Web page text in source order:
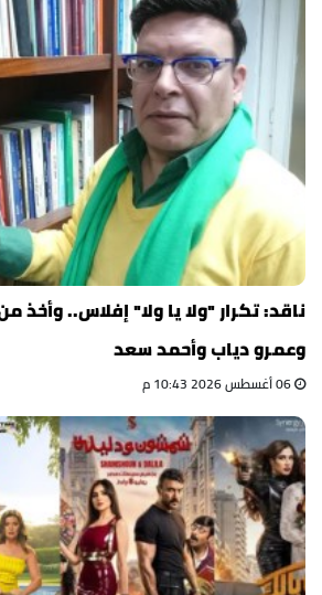
ناقد: تكرار "ولا يا ولا" إفلاس..
وعمرو دياب وأحمد سعد